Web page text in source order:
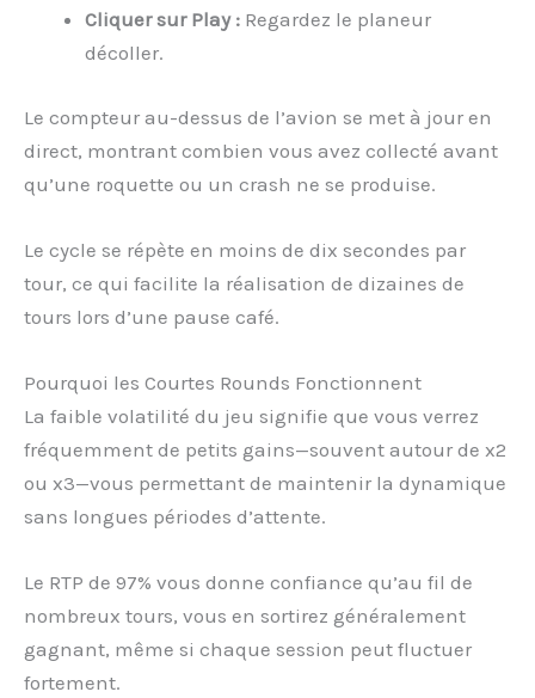
Cliquer sur Play : Regardez le planeur
décoller.
Le compteur au-dessus de l’avion se met à jour en
direct, montrant combien vous avez collecté avant
qu’une roquette ou un crash ne se produise.
Le cycle se répète en moins de dix secondes par
tour, ce qui facilite la réalisation de dizaines de
tours lors d’une pause café.
Pourquoi les Courtes Rounds Fonctionnent
La faible volatilité du jeu signifie que vous verrez
fréquemment de petits gains—souvent autour de x2
ou x3—vous permettant de maintenir la dynamique
sans longues périodes d’attente.
Le RTP de 97% vous donne confiance qu’au fil de
nombreux tours, vous en sortirez généralement
gagnant, même si chaque session peut fluctuer
fortement.